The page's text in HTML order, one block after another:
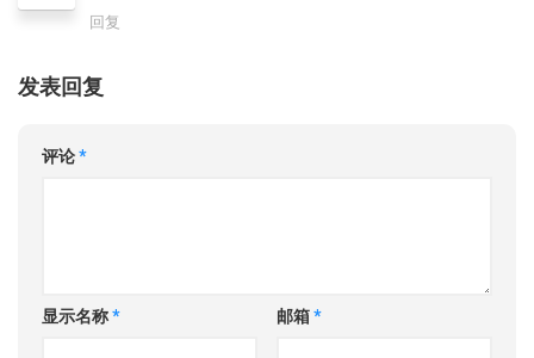
回复
发表回复
评论*
显示名称* 邮箱*